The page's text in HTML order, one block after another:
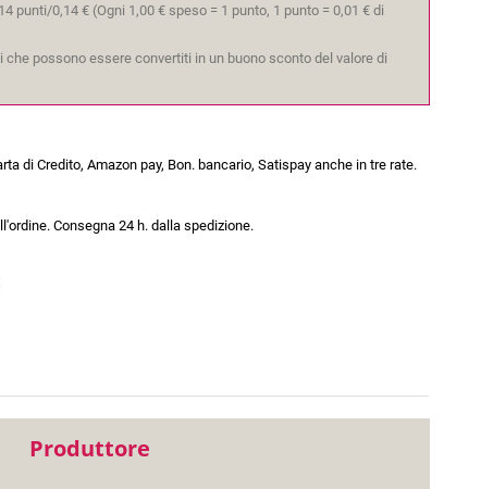
punti/0,14 € (Ogni 1,00 € speso = 1 punto, 1 punto = 0,01 € di
che possono essere convertiti in un buono sconto del valore di
di Credito, Amazon pay, Bon. bancario, Satispay anche in tre rate.
Consegna 24 h. dalla spedizione.
Produttore